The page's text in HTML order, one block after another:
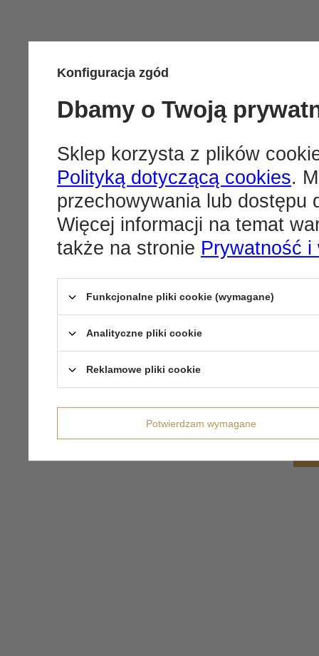
Konfiguracja zgód
Dbamy o Twoją
Sklep korzysta z plików
Polityką dotyczącą cookies.
przechowywania lub dostępu
Więcej informacji na temat
także na stronie Prywatność i
Funkcjonalne pliki cookie (wymagane)
Analityczne pliki cookie
Reklamowe pliki cookie
Potwierdzam wymagane